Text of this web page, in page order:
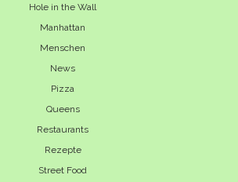
Hole in the Wall
Manhattan
Menschen
News
Pizza
Queens
Restaurants
Rezepte
Street Food